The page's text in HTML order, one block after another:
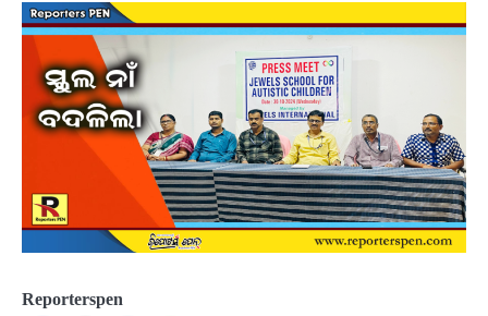
Reporterspen